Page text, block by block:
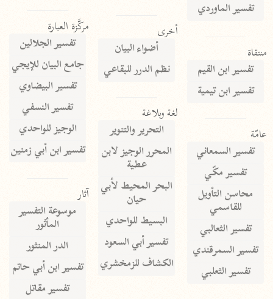
تفسير الماوردي
منتقاة
تفسير ابن القيم
تفسير ابن تيمية
عامّة
تفسير السمعاني
تفسير مكّي
محاسن التأويل
للقاسمي
تفسير الثعالبي
تفسير السمرقندي
تفسير الثعلبي
أخرى
أضواء البيان
نظم الدرر للبقاعي
لغة وبلاغة
التحرير والتنوير
المحرر الوجيز لابن
عطية
البحر المحيط لأبي
حيان
البسيط للواحدي
تفسير أبي السعود
الكشاف للزمخشري
مركَّزة العبارة
تفسير الجلالين
جامع البيان للإيجي
تفسير البيضاوي
تفسير النسفي
الوجيز للواحدي
تفسير ابن أبي زمنين
آثار
موسوعة التفسير
المأثور
الدر المنثور
تفسير ابن أبي حاتم
تفسير مقاتل